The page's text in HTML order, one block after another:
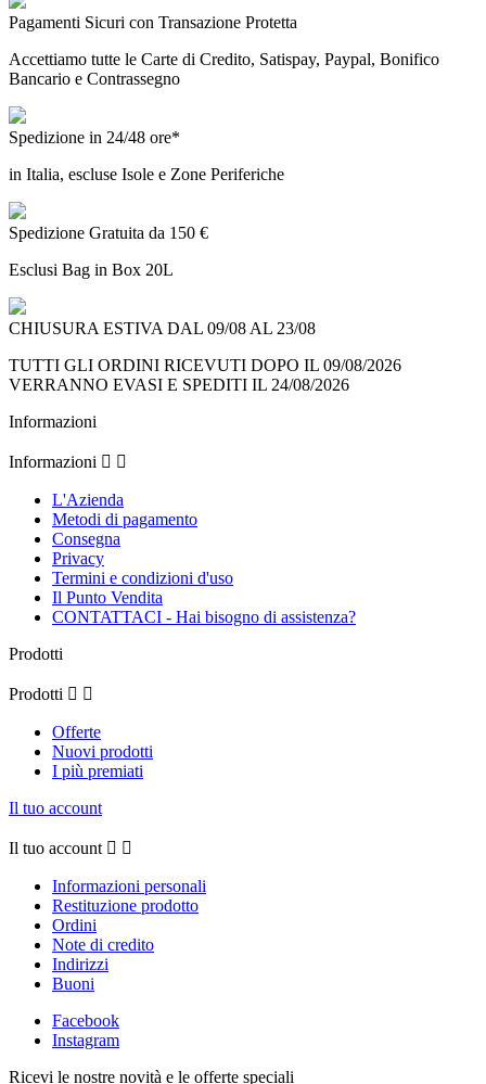
Pagamenti Sicuri con Transazione Protetta
Accettiamo tutte le Carte di Credito, Satispay, Paypal, Bonifico
Bancario e Contrassegno
Spedizione in 24/48 ore*
in Italia, escluse Isole e Zone Periferiche
Spedizione Gratuita da 150 €
Esclusi Bag in Box 20L
CHIUSURA ESTIVA DAL 09/08 AL 23/08
TUTTI GLI ORDINI RICEVUTI DOPO IL 09/08/2026
VERRANNO EVASI E SPEDITI IL 24/08/2026
Informazioni
Informazioni  
L'Azienda
Metodi di pagamento
Consegna
Privacy
Termini e condizioni d'uso
Il Punto Vendita
CONTATTACI - Hai bisogno di assistenza?
Prodotti
Prodotti  
Offerte
Nuovi prodotti
I più premiati
Il tuo account
Il tuo account  
Informazioni personali
Restituzione prodotto
Ordini
Note di credito
Indirizzi
Buoni
Facebook
Instagram
Ricevi le nostre novità e le offerte speciali